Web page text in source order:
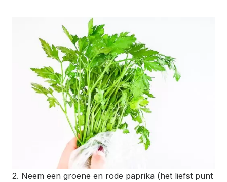
2. Neem een groene en rode paprika (het liefst punt